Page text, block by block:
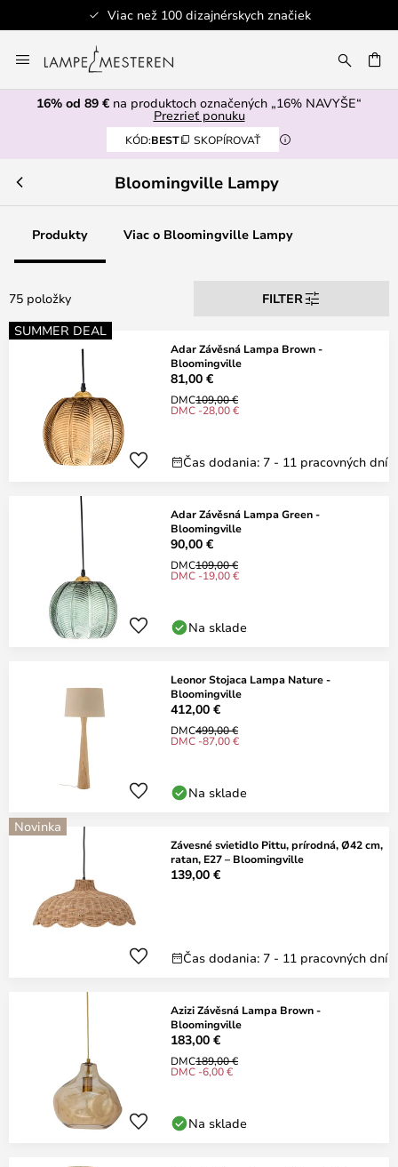
Bezpečná platba
to
Content
16% od 89 € na produktoch označených „16% NAVYŠE“
Prezrieť ponuku
KÓD:BEST SKOPÍROVAŤ
Bloomingville Lampy
Produkty Viac o Bloomingville Lampy
75 položky
FILTER
SUMMER DEAL
Adar Závěsná Lampa Brown -
Bloomingville
81,00 €
DMC109,00 €
DMC -28,00 €
Čas dodania: 7 - 11 pracovných dní
Adar Závěsná Lampa Green -
Bloomingville
90,00 €
DMC109,00 €
DMC -19,00 €
Na sklade
Leonor Stojaca Lampa Nature -
Bloomingville
412,00 €
DMC499,00 €
DMC -87,00 €
Na sklade
Novinka
Závesné svietidlo Pittu, prírodná, Ø42 cm,
ratan, E27 – Bloomingville
139,00 €
Čas dodania: 7 - 11 pracovných dní
Azizi Závěsná Lampa Brown -
Bloomingville
183,00 €
DMC189,00 €
DMC -6,00 €
Na sklade